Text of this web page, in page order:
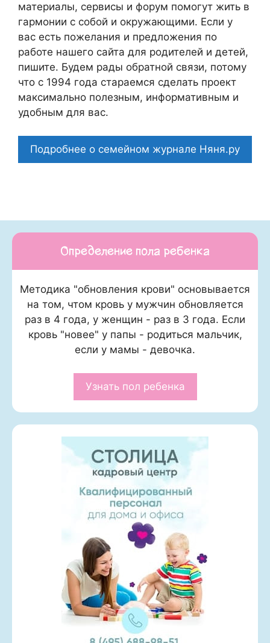
материалы, сервисы и форум помогут жить в
гармонии с собой и окружающими. Если у
вас есть пожелания и предложения по
работе нашего сайта для родителей и детей,
пишите. Будем рады обратной связи, потому
что c 1994 года стараемся сделать проект
максимально полезным, информативным и
удобным для вас.
Подробнее о семейном журнале Няня.ру
Определение пола ребенка
Методика "обновления крови" основывается
на том, чтом кровь у мужчин обновляется
раз в 4 года, у женщин - раз в 3 года. Если
кровь "новее" у папы - родиться мальчик,
если у мамы - девочка.
Узнать пол ребенка